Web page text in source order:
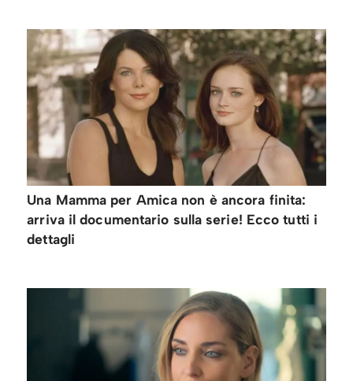
Una Mamma per Amica non è ancora finita:
arriva il documentario sulla serie! Ecco tutti i
dettagli